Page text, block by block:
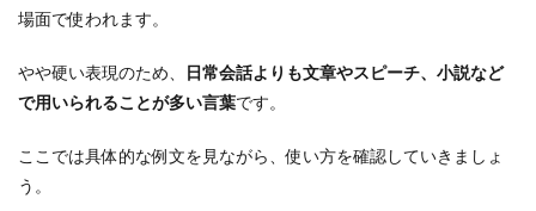
場面で使われます。
やや硬い表現のため、
日常会話よりも文章やスピーチ、小説など
で用いられることが多い言葉です。
ここでは具体的な例文を見ながら、使い方を確認していきましょ
う。